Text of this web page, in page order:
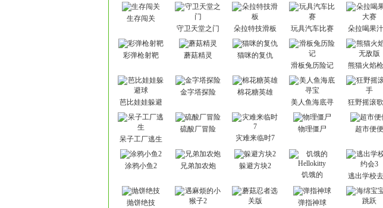
生存闯关
守卫天堂之门
朵拉特技滑板 玩具汽车比赛
朵拉喝果
彩弹枪射靶 蘑菇精灵
猫咪的复仇
滑板兔历险记
熊猫火焰
芭比娃娃躲避
金字塔探险
棉花糖英雄
美人鱼海底寻
狂野摇滚
呆子工厂逃生
硫酸厂冒险
灾难来临时7
物理僵尸
超市便便
涂鸦小鱼2 兄弟加农炮
躲避方块2
饥饿的
逃出学校
抛饼绝技
弹指神球